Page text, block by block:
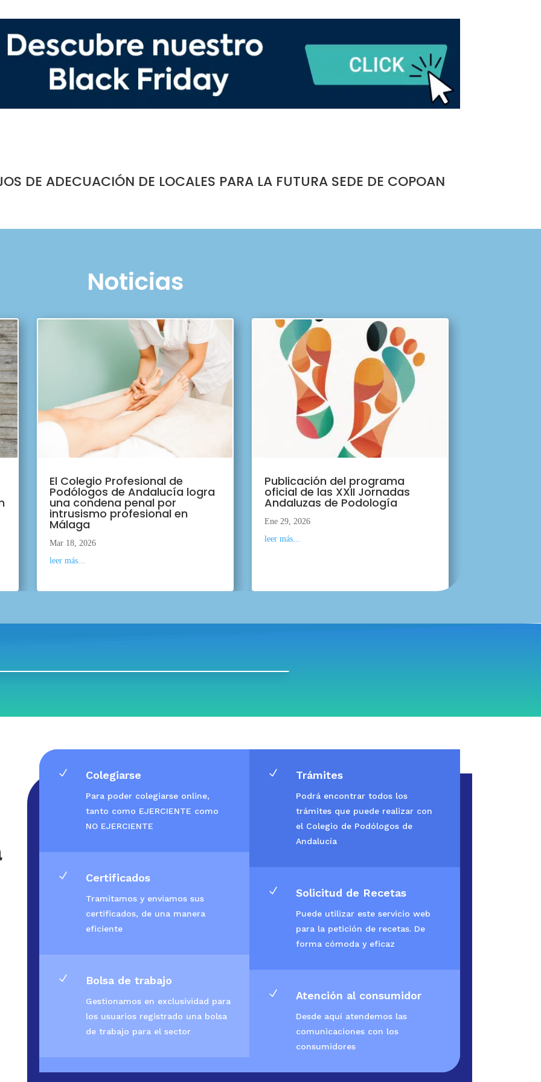
DE ADECUACIÓN DE LOCALES PARA LA FUTURA SEDE DE COPOAN
Noticias
El Colegio Profesional de
Podólogos de Andalucía logra
una condena penal por
intrusismo profesional en
Málaga
Mar 18, 2026
leer más...
Publicación del programa
oficial de las XXII Jornadas
Andaluzas de Podología
Ene 29, 2026
leer más...
N Colegiarse
Para poder colegiarse online,
tanto como EJERCIENTE como
NO EJERCIENTE
N Certificados
Tramitamos y enviamos sus
certificados, de una manera
eficiente
N Bolsa de trabajo
Gestionamos en exclusividad para
los usuarios registrado una bolsa
de trabajo para el sector
N Trámites
Podrá encontrar todos los
trámites que puede realizar con
el Colegio de Podólogos de
Andalucía
N Solicitud de Recetas
Puede utilizar este servicio web
para la petición de recetas. De
forma cómoda y eficaz
N Atención al consumidor
Desde aquí atendemos las
comunicaciones con los
consumidores